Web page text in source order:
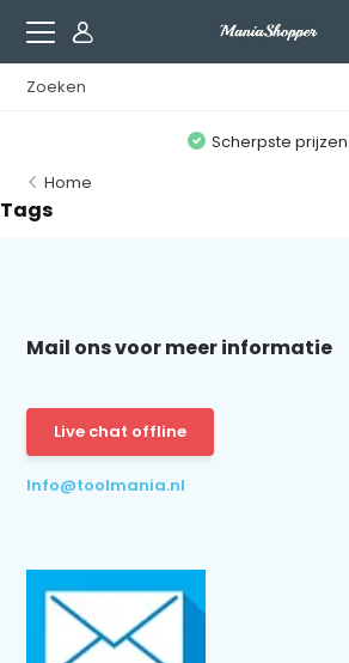
Scherpste prijzen
Home
Tags
Mail ons voor meer informatie
Live chat offline
Info@toolmania.nl